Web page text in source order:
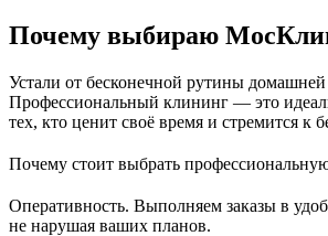
Почему выбираю
Устали от бесконечной рутины
Профессиональный клининг — это
тех, кто ценит своё время и стремится к
Почему стоит выбрать
Оперативность. Выполняем заказы в
не нарушая ваших планов.